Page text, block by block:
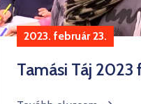
2023. február 23.
Tamási Táj 2023